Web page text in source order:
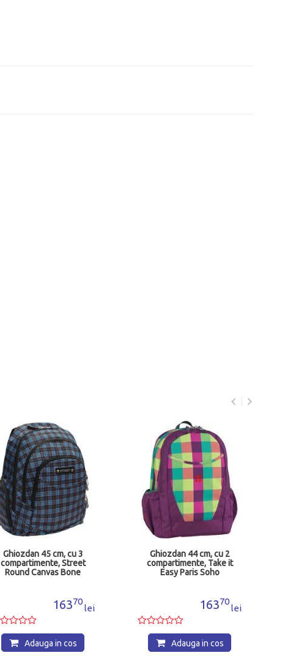
Ghiozdan 45 cm, cu 3
compartimente, Street
Round Canvas Bone
16370
lei
Adauga in cos
Ghiozdan 44 cm, cu 2
compartimente, Take it
Easy Paris Soho
16370
lei
Adauga in cos